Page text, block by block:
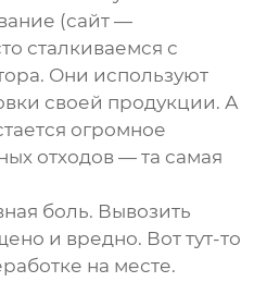
(сайт —
сталкиваемся с
Они используют
своей продукции. А
огромное
отходов — та самая
боль. Вывозить
и вредно. Вот тут-то
на месте.